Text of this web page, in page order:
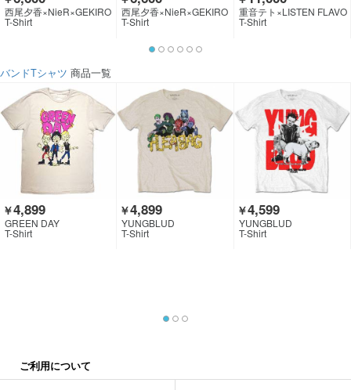
西尾夕香×NieR×GEKIRO
CK CLOTHING
T-Shirt
西尾夕香×NieR×GEKIRO
CK CLOTHING
T-Shirt
重音テト×LISTEN FLAVO
R
T-Shirt
バンドTシャツ 商品一覧
￥4,899
GREEN DAY
T-Shirt
￥4,899
YUNGBLUD
T-Shirt
￥4,599
YUNGBLUD
T-Shirt
ご利用について